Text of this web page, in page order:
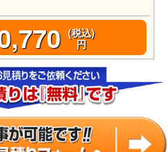
(税込)
円